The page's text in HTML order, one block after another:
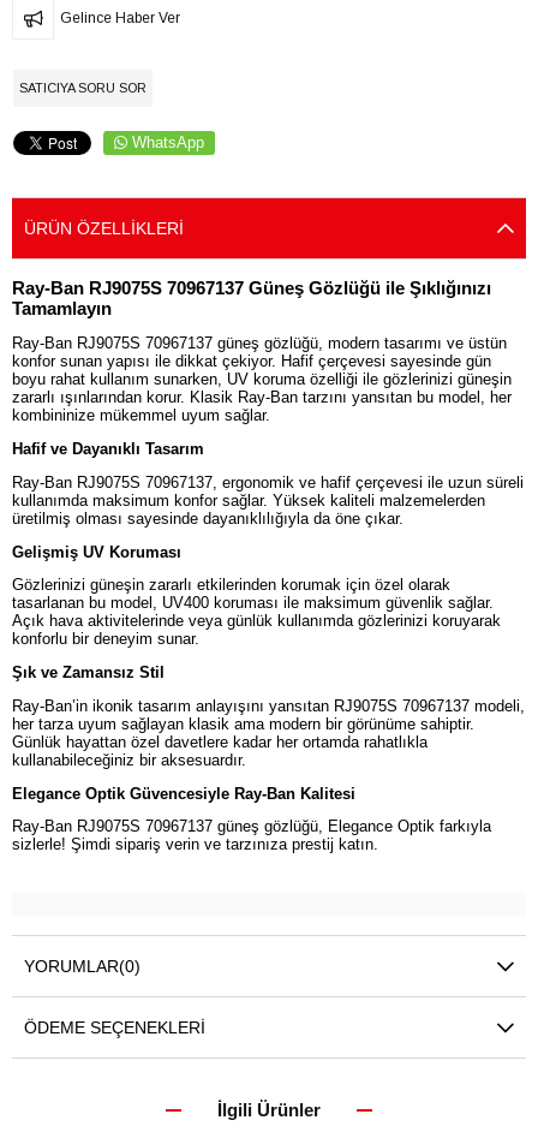
Gelince Haber Ver
SATICIYA SORU SOR
WhatsApp
ÜRÜN ÖZELLIKLERI
Ray-Ban RJ9075S 70967137 Güneş Gözlüğü ile Şıklığınızı
Tamamlayın
Ray-Ban RJ9075S 70967137 güneş gözlüğü, modern tasarımı ve üstün
konfor sunan yapısı ile dikkat çekiyor. Hafif çerçevesi sayesinde gün
boyu rahat kullanım sunarken, UV koruma özelliği ile gözlerinizi güneşin
zararlı ışınlarından korur. Klasik Ray-Ban tarzını yansıtan bu model, her
kombininize mükemmel uyum sağlar.
Hafif ve Dayanıklı Tasarım
Ray-Ban RJ9075S 70967137, ergonomik ve hafif çerçevesi ile uzun süreli
kullanımda maksimum konfor sağlar. Yüksek kaliteli malzemelerden
üretilmiş olması sayesinde dayanıklılığıyla da öne çıkar.
Gelişmiş UV Koruması
Gözlerinizi güneşin zararlı etkilerinden korumak için özel olarak
tasarlanan bu model, UV400 koruması ile maksimum güvenlik sağlar.
Açık hava aktivitelerinde veya günlük kullanımda gözlerinizi koruyarak
konforlu bir deneyim sunar.
Şık ve Zamansız Stil
Ray-Ban’in ikonik tasarım anlayışını yansıtan RJ9075S 70967137 modeli,
her tarza uyum sağlayan klasik ama modern bir görünüme sahiptir.
Günlük hayattan özel davetlere kadar her ortamda rahatlıkla
kullanabileceğiniz bir aksesuardır.
Elegance Optik Güvencesiyle Ray-Ban Kalitesi
Ray-Ban RJ9075S 70967137 güneş gözlüğü, Elegance Optik farkıyla
sizlerle! Şimdi sipariş verin ve tarzınıza prestij katın.
YORUMLAR(0)
ÖDEME SEÇENEKLERI
İlgili Ürünler